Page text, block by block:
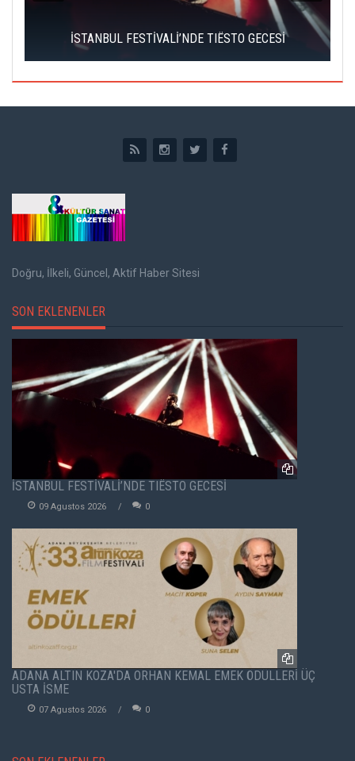
İSTANBUL FESTİVALİ’NDE TIËSTO GECESİ
Doğru, İlkeli, Güncel, Aktif Haber Sitesi
SON EKLENENLER
İSTANBUL FESTİVALİ’NDE TIËSTO GECESİ
09 Agustos 2026 0
ADANA ALTIN KOZA'DA ORHAN KEMAL EMEK ÖDÜLLERİ ÜÇ
USTA İSME
07 Agustos 2026 0